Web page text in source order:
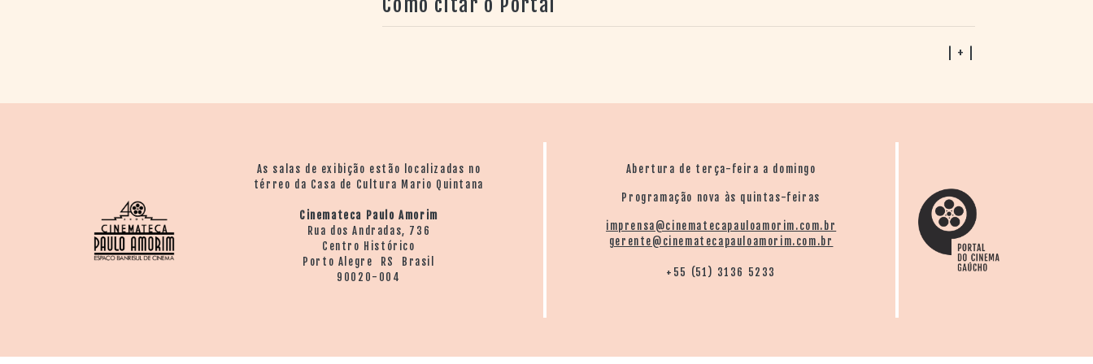
Como citar o Portal
| + |
As salas de exibição estão localizadas no
térreo da Casa de Cultura Mario Quintana
Cinemateca Paulo Amorim
Rua dos Andradas, 736
Centro Histórico
Porto Alegre RS Brasil
90020-004
Abertura de terça-feira a domingo
Programação nova às quintas-feiras
imprensa@cinematecapauloamorim.com.br
gerente@cinematecapauloamorim.com.br
+55 (51) 3136 5233